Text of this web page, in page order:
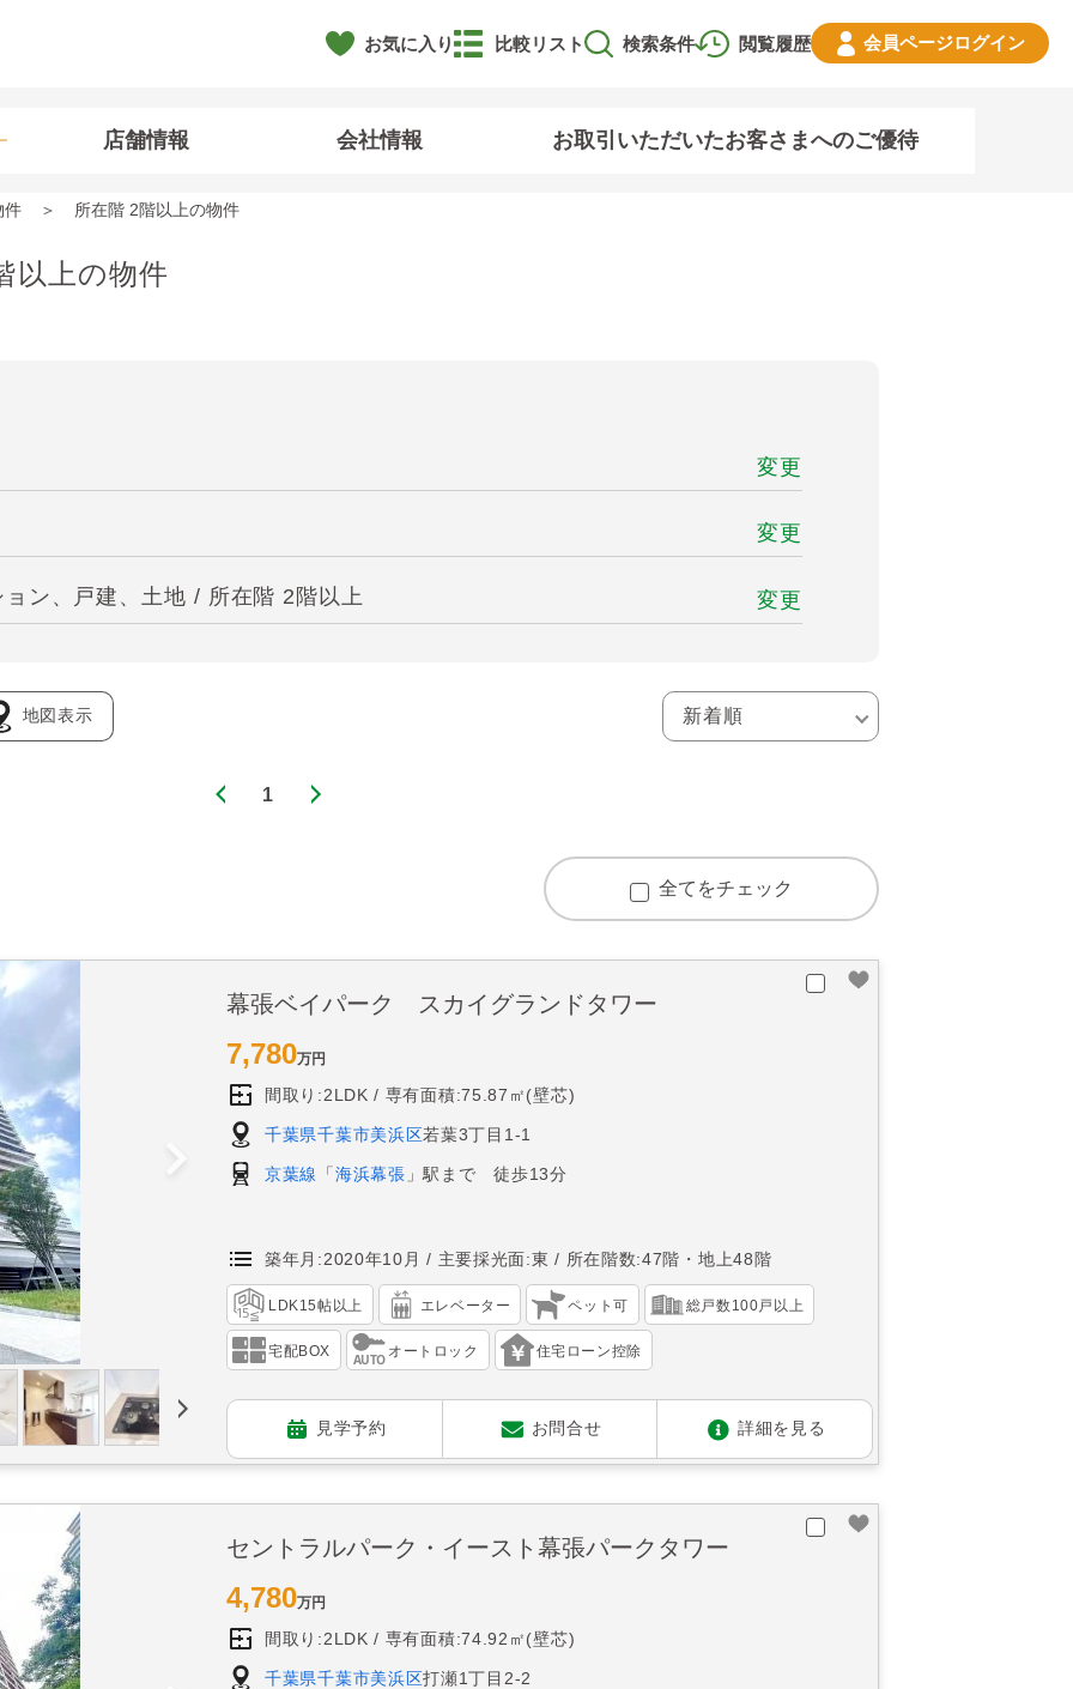
お気に入り 閲覧履歴
比較リスト 検索条件 会員ページログイン
店舗情報 会社情報 お取引いただいたお客さまへのご優待
件 所在階 2階以上の物件
以上の物件
変更
変更
ン、戸建、土地 / 所在階 2階以上 変更
地図表示
1
全てをチェック
幕張ベイパーク スカイグランドタワー
7,780万円
間取り:2LDK 専有面積:75.87㎡(壁芯)
千葉県千葉市美浜区若葉3丁目1-1
京葉線 「 海浜幕張 」駅まで 徒歩13分
築年月:2020年10月 主要採光面:東 所在階数:47階・地上48階
LDK15帖以上 エレベーター ペット可 総戸数100戸以上
宅配BOX オートロック 住宅ローン控除
見学予約 お問合せ 詳細を見る
セントラルパーク・イースト幕張パークタワー
4,780万円
間取り:2LDK 専有面積:74.92㎡(壁芯)
千葉県千葉市美浜区打瀬1丁目2-2